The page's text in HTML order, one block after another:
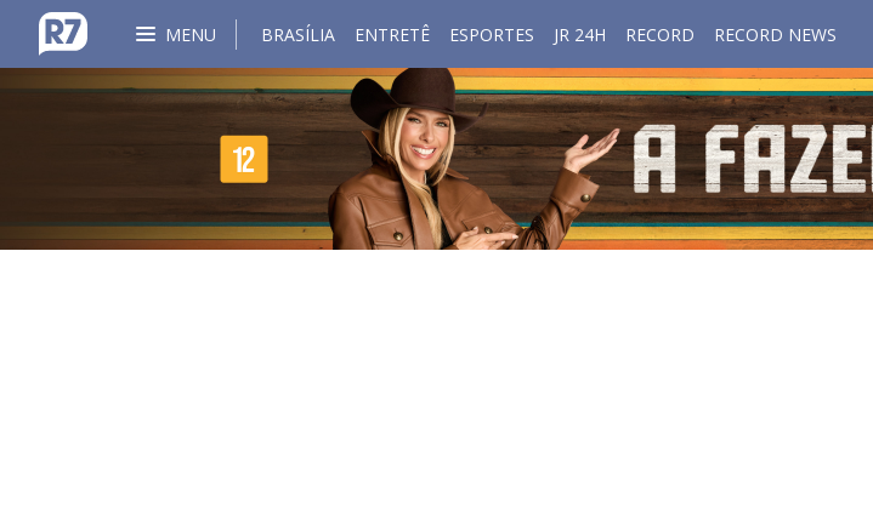
MENU BRASÍLIA ENTRETÊ ESPORTES JR 24H RECORD RECORD NEWS